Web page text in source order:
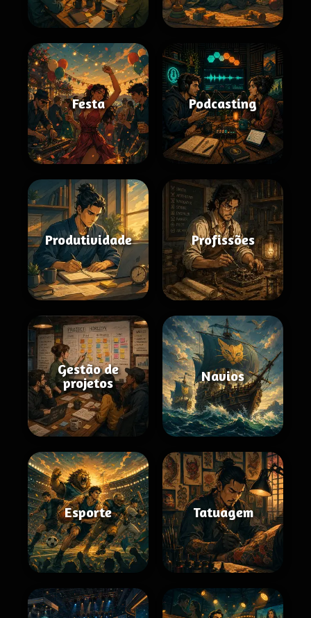
Festa Podcasting
Produtividade Profissões
Gestão de
projetos
Navios
Esporte Tatuagem